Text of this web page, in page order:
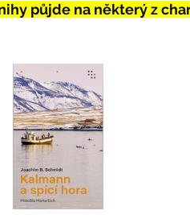
půjde na některý z